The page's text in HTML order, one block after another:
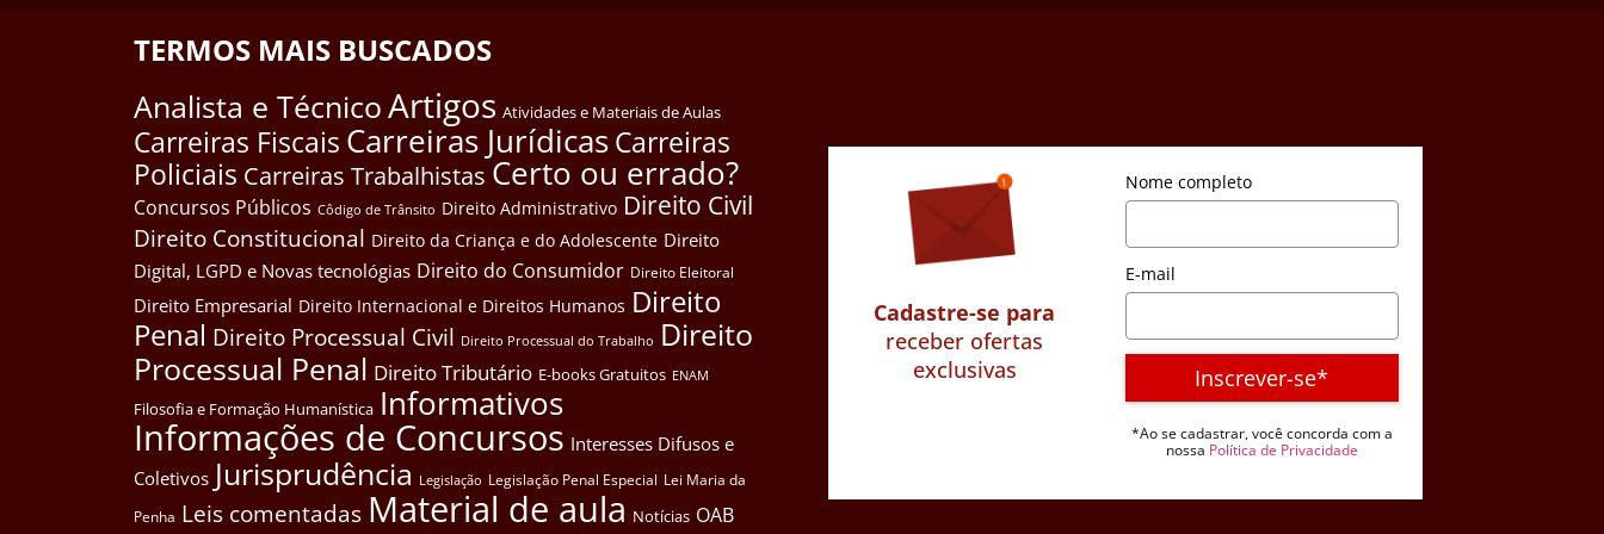
TERMOS MAIS BUSCADOS
Analista e TécnicoArtigos Atividades e Materiais de Aulas
Carreiras Fiscais Carreiras JurídicasCarreiras
Policiais Carreiras Trabalhistas Certo ou errado?
Concursos Públicos Côdigo de Trânsito Direito Administrativo Direito Civil
Direito Constitucional Direito da Criança e do Adolescente Direito
Digital, LGPD e Novas tecnológias Direito do Consumidor Direito Eleitoral
Direito Empresarial Direito Internacional e Direitos Humanos Direito
Penal Direito Processual Civil Direito Processual do Trabalho Direito
Processual Penal Direito Tributário E-books Gratuitos ENAM
Filosofia e Formação Humanística Informativos
Informações de Concursos Interesses Difusos e
Coletivos Jurisprudência Legislação Legislação Penal Especial Lei Maria da
Penha Leis comentadas Material de aula Notícias OAB
Cadastre-se para
receber ofertas
exclusivas
Nome completo
E-mail
Inscrever-se*
*Ao se cadastrar, você concorda com a
nossa Política de Privacidade